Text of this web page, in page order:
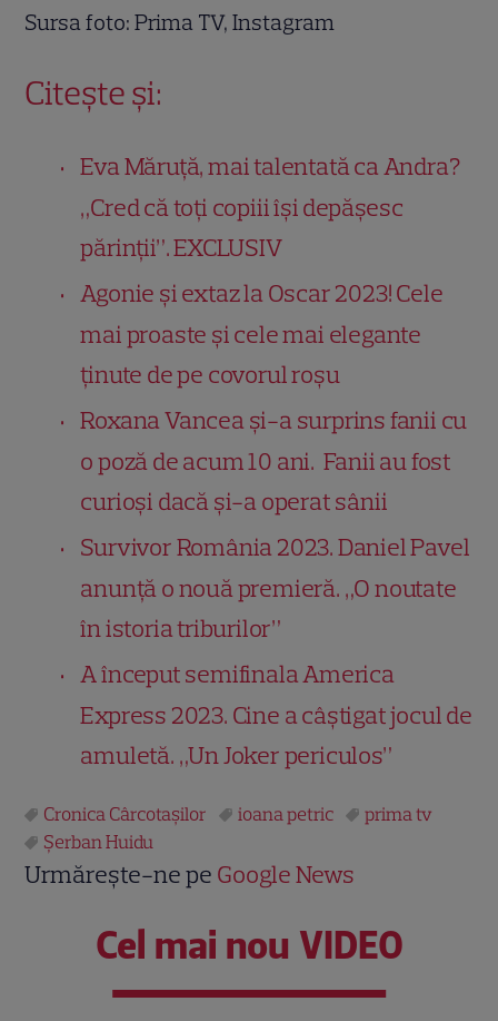
Sursa foto: Prima TV, Instagram
Citește și:
Eva Măruță, mai talentată ca Andra?
„Cred că toți copiii își depășesc
părinții”. EXCLUSIV
Agonie și extaz la Oscar 2023! Cele
mai proaste și cele mai elegante
ținute de pe covorul roșu
Roxana Vancea și-a surprins fanii cu
o poză de acum 10 ani. Fanii au fost
curioși dacă și-a operat sânii
Survivor România 2023. Daniel Pavel
anunță o nouă premieră. „O noutate
în istoria triburilor”
A început semifinala America
Express 2023. Cine a câștigat jocul de
amuletă. „Un Joker periculos”
Cronica Cârcotaşilor ioana petric
prima tv
Şerban Huidu
Urmărește-ne pe Google News
Cel mai nou VIDEO